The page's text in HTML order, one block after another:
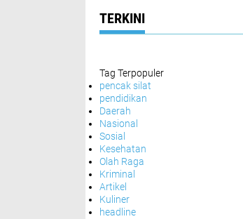
TERKINI
Tag Terpopuler
pencak silat
pendidikan
Daerah
Nasional
Sosial
Kesehatan
Olah Raga
Kriminal
Artikel
Kuliner
headline